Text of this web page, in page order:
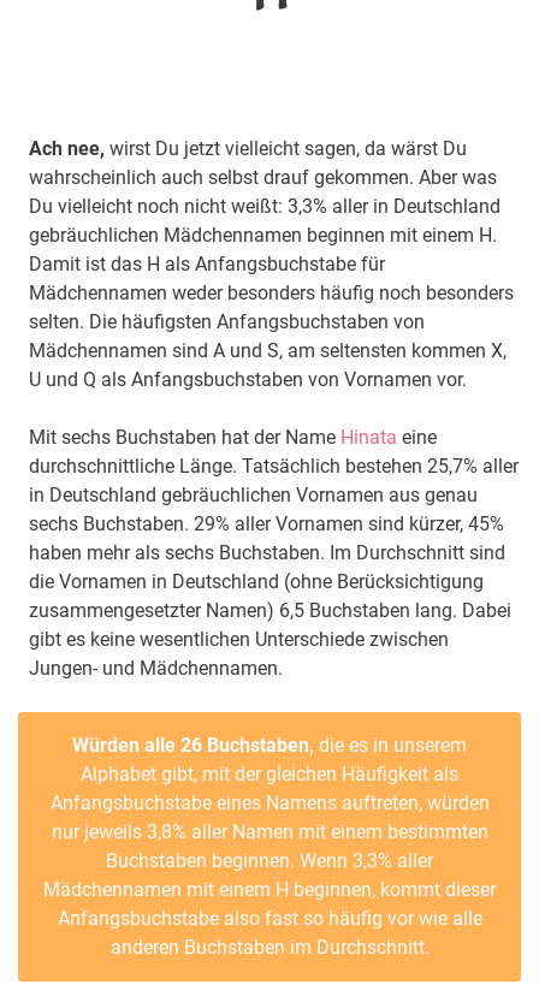
Ach nee, wirst Du jetzt vielleicht sagen, da wärst Du
wahrscheinlich auch selbst drauf gekommen. Aber was
Du vielleicht noch nicht weißt: 3,3% aller in Deutschland
gebräuchlichen Mädchennamen beginnen mit einem H.
Damit ist das H als Anfangsbuchstabe für
Mädchennamen weder besonders häufig noch besonders
selten. Die häufigsten Anfangsbuchstaben von
Mädchennamen sind A und S, am seltensten kommen X,
U und Q als Anfangsbuchstaben von Vornamen vor.
Mit sechs Buchstaben hat der Name Hinata eine
durchschnittliche Länge. Tatsächlich bestehen 25,7% aller
in Deutschland gebräuchlichen Vornamen aus genau
sechs Buchstaben. 29% aller Vornamen sind kürzer, 45%
haben mehr als sechs Buchstaben. Im Durchschnitt sind
die Vornamen in Deutschland (ohne Berücksichtigung
zusammengesetzter Namen) 6,5 Buchstaben lang. Dabei
gibt es keine wesentlichen Unterschiede zwischen
Jungen- und Mädchennamen.
Würden alle 26 Buchstaben, die es in unserem
Alphabet gibt, mit der gleichen Häufigkeit als
Anfangsbuchstabe eines Namens auftreten, würden
nur jeweils 3,8% aller Namen mit einem bestimmten
Buchstaben beginnen. Wenn 3,3% aller
Mädchennamen mit einem H beginnen, kommt dieser
Anfangsbuchstabe also fast so häufig vor wie alle
anderen Buchstaben im Durchschnitt.